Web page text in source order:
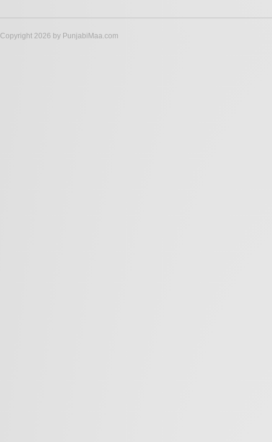
Copyright 2026 by PunjabiMaa.com